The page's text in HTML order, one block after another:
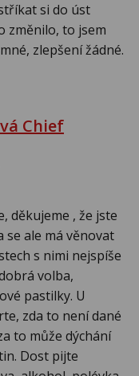
si do úst
změnilo, to jsem
zlepšení žádné.
Chief
děkujeme , že jste
se ale má věnovat
s nimi nejspíše
volba,
pastilky. U
zda to není dané
to může dýchání
Dost pijte